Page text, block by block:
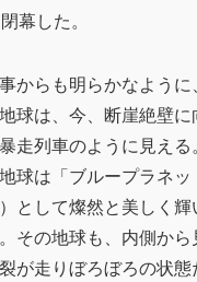
幕した。
からも明らかなように
球は、今、断崖絶壁に
走列車のように見える
球は「ブループラネッ
として燦然と美しく輝
その地球も、内側から
が走りぼろぼろの状態